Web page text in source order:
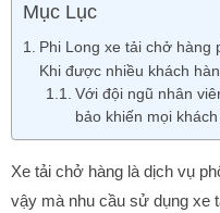
Mục Lục
Phi Long xe tải chở hàng
Khi được nhiều khách
Với đội ngũ nhân
bảo khiến mọi
Xe tải chở hàng là dịch vụ
vậy mà nhu cầu sử dụng xe